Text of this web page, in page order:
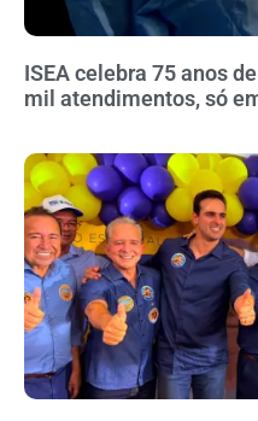
ISEA celebra 75 anos
mil atendimentos, só